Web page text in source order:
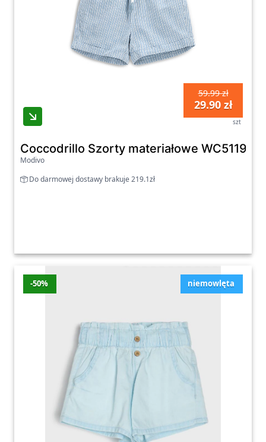
59.99 zł
29.90 zł
szt
Coccodrillo Szorty materiałowe
Modivo
Do darmowej dostawy brakuje 219.1zł
niemowlęta
-50%